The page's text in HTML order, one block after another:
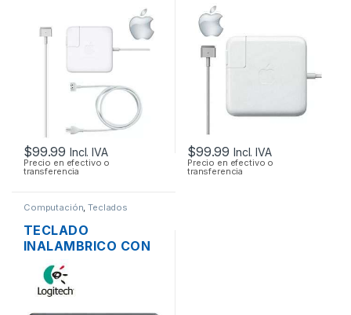
LAPTOP MAC APPLE
MAGSAFE 2 16.5V
ORIGINAL + CABLE
DE PODER
$99.99 Incl. IVA
Precio en efectivo o
transferencia
ENERGÍA PARA
LAPTOP MAC APPLE
MAGSAFE 2 20V
4.25A 85W ORIGINAL
+ CABLE DE PODER
$99.99 Incl. IVA
Precio en efectivo o
transferencia
Computación,Teclados
TECLADO
INALAMBRICO CON
TOUCHPAD
LOGITECH K400 EN
ESPAÑOL